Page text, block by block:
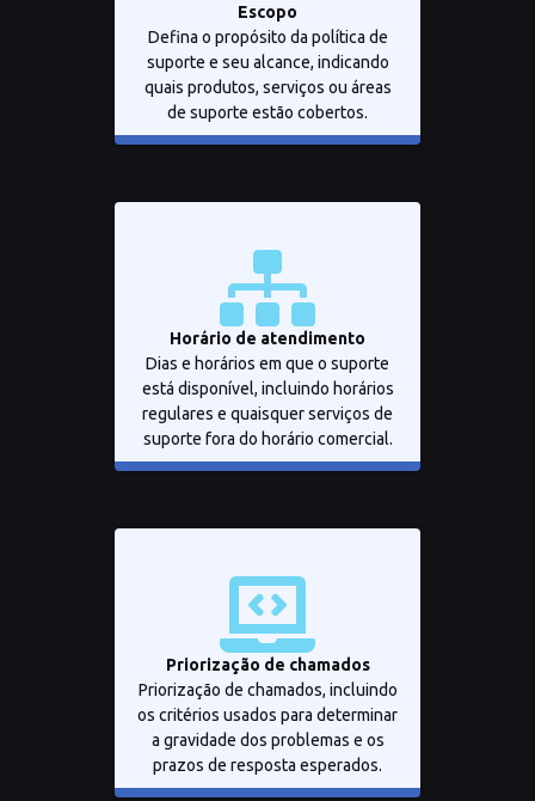
Escopo
Defina o propósito da política de
suporte e seu alcance, indicando
quais produtos, serviços ou áreas
de suporte estão cobertos.
Horário de atendimento
Dias e horários em que o suporte
está disponível, incluindo horários
regulares e quaisquer serviços de
suporte fora do horário comercial.
Priorização de chamados
Priorização de chamados, incluindo
os critérios usados para determinar
a gravidade dos problemas e os
prazos de resposta esperados.